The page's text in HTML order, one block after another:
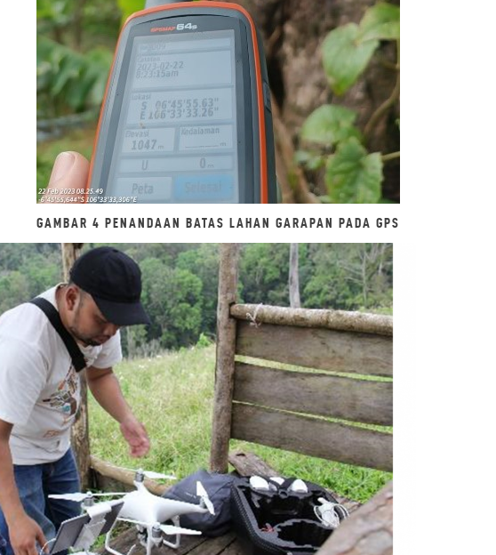
GAMBAR 4 PENANDAAN BATAS LAHAN GARAPAN PADA GPS